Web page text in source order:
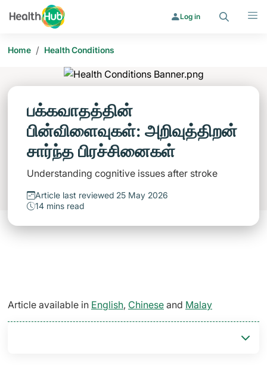
Log in
Home / Health Conditions
பக்கவாதத்தின்
பின்விளைவுகள்: அறிவுத்திறன்
சார்ந்த பிரச்சினைகள்
Understanding cognitive issues after stroke
Article last reviewed 25 May 2026
14 mins read
Article available in English, Chinese and Malay